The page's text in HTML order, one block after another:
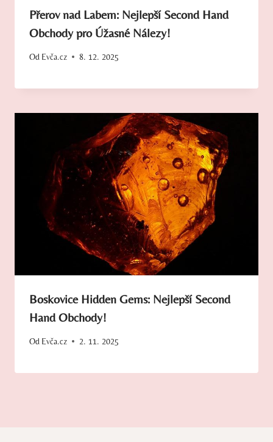
Přerov nad Labem: Nejlepší Second Hand
Obchody pro Úžasné Nálezy!
Od Evča.cz 8. 12. 2025
Boskovice Hidden Gems: Nejlepší Second
Hand Obchody!
Od Evča.cz 2. 11. 2025